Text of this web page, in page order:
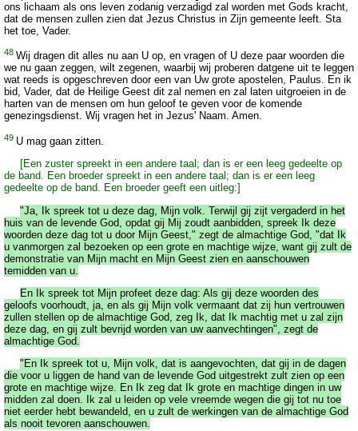
ons lichaam als ons leven zodanig verzadigd zal worden met Gods kracht,
dat de mensen zullen zien dat Jezus Christus in Zijn gemeente leeft. Sta
het toe, Vader.
48 Wij dragen dit alles nu aan U op, en vragen of U deze paar woorden die
we nu gaan zeggen, wilt zegenen, waarbij wij proberen datgene uit te leggen
wat reeds is opgeschreven door een van Uw grote apostelen, Paulus. En ik
bid, Vader, dat de Heilige Geest dit zal nemen en zal laten uitgroeien in de
harten van de mensen om hun geloof te geven voor de komende
genezingsdienst. Wij vragen het in Jezus' Naam. Amen.
49 U mag gaan zitten.
[Een zuster spreekt in een andere taal; dan is er een leeg gedeelte op
de band. Een broeder spreekt in een andere taal; dan is er een leeg
gedeelte op de band. Een broeder geeft een uitleg:]
"Ja, Ik spreek tot u deze dag, Mijn volk. Terwijl gij zijt vergaderd in het
huis van de levende God, opdat gij Mij zoudt aanbidden, spreek Ik deze
woorden deze dag tot u door Mijn Geest," zegt de almachtige God, "dat Ik
u vanmorgen zal bezoeken op een grote en machtige wijze, want gij zult de
demonstratie van Mijn macht en Mijn Geest zien en aanschouwen
temidden van u.
En Ik spreek tot Mijn profeet deze dag: Als gij deze woorden des
geloofs voorhoudt, ja, en als gij Mijn volk vermaant dat zij hun vertrouwen
zullen stellen op de almachtige God, zeg Ik, dat Ik machtig met u zal zijn
deze dag, en gij zult bevrijd worden van uw aanvechtingen", zegt de
almachtige God.
"En Ik spreek tot u, Mijn volk, dat is aangevochten, dat gij in de dagen
die voor u liggen de hand van de levende God uitgestrekt zult zien op een
grote en machtige wijze. En Ik zeg dat Ik grote en machtige dingen in uw
midden zal doen. Ik zal u leiden op vele vreemde wegen die gij tot nu toe
niet eerder hebt bewandeld, en u zult de werkingen van de almachtige God
als nooit tevoren aanschouwen.